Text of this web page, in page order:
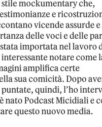
mockumentary che,
e
vicende assurde e
delle voci e delle
importata nel lavoro
notare come
amplifica certe
sua comicità. Dopo
quindi, l’ho
nato Podcast Micidiali e
questo nuovo media.